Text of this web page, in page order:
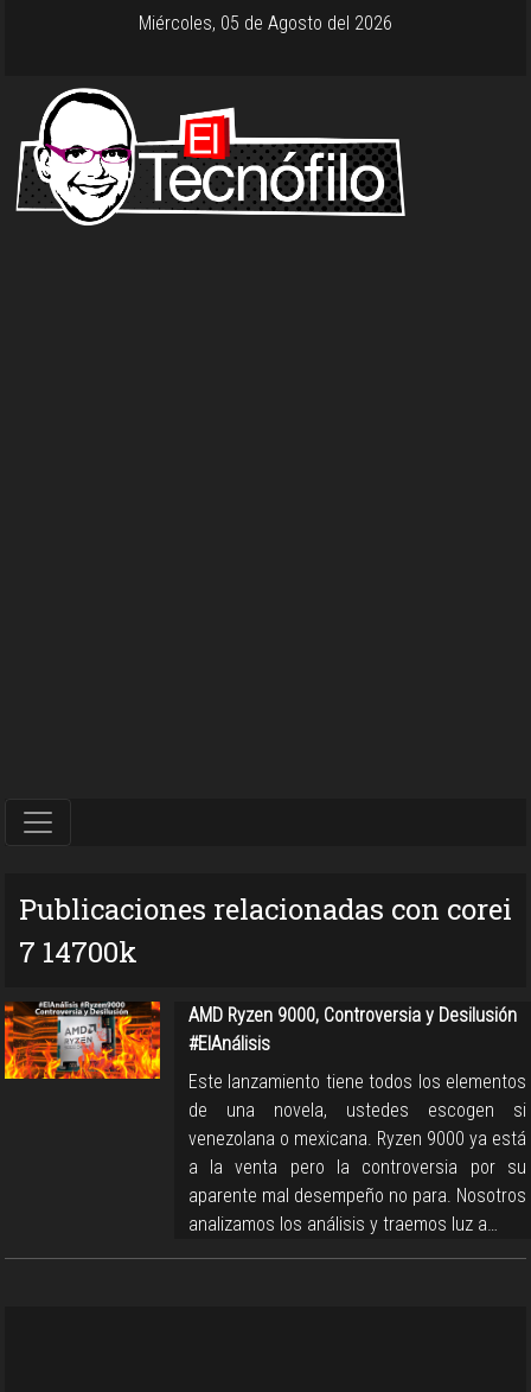
Miércoles, 05 de Agosto del 2026
Publicaciones relacionadas con corei
7 14700k
AMD Ryzen 9000, Controversia y Desilusión
#ElAnálisis
Este lanzamiento tiene todos los elementos
de una novela, ustedes escogen si
venezolana o mexicana. Ryzen 9000 ya está
a la venta pero la controversia por su
aparente mal desempeño no para. Nosotros
analizamos los análisis y traemos luz a…